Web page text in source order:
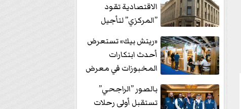
الاقتصادية تقود
”المركزي” لتأجيل
«ريتش بيك» تستعرض
أحدث ابتكارات
المخبوزات في معرض
منتجات...
بالصور ”الراجحي”
تستقبل أولى رحلات